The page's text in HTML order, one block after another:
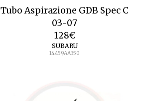
Tubo Aspirazione GDB Spec C
03-07
128€
SUBARU
14459AA350